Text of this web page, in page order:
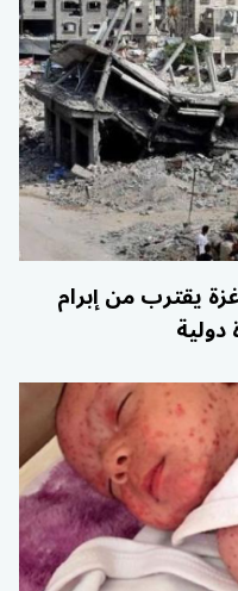
يقترب من إبرام